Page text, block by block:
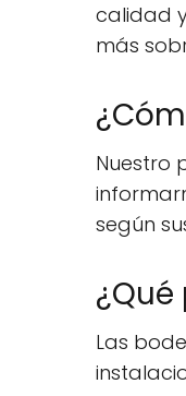
calidad
más
Nuestro
según
Las